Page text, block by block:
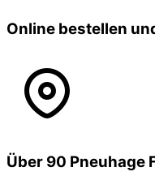
Online bestellen
Über 90 Pneuhage